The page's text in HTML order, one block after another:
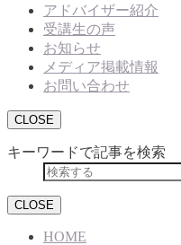
アドバイザー紹介
受講生の声
お知らせ
メディア掲載情報
お問い合わせ
CLOSE
キーワードで記事を検索
CLOSE
HOME